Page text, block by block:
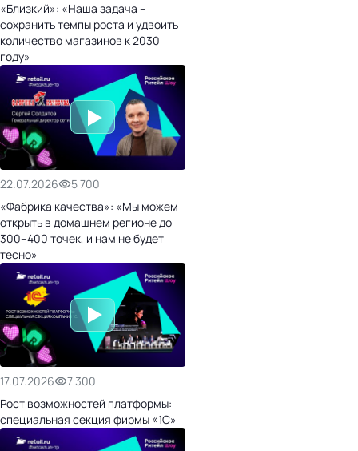
«Близкий»: «Наша задача –
сохранить темпы роста и удвоить
количество магазинов к 2030
году»
22.07.2026
5 700
«Фабрика качества»: «Мы можем
открыть в домашнем регионе до
300–400 точек, и нам не будет
тесно»
17.07.2026
7 300
Рост возможностей платформы:
специальная секция фирмы «1С»